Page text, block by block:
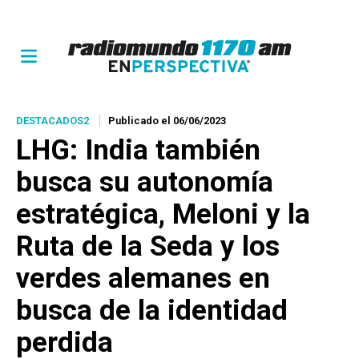
DESTACADOS2 Publicado el 06/06/2023
LHG: India también
busca su autonomía
estratégica, Meloni y la
Ruta de la Seda y los
verdes alemanes en
busca de la identidad
perdida